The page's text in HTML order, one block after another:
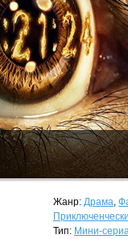
Жанр: Драма,
Тип: Мини-